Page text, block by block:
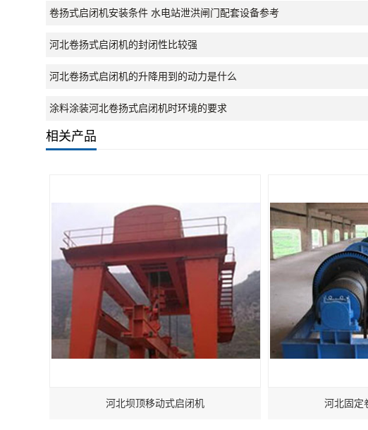
卷扬式启闭机安装条件 水电站泄洪闸门配套设备参考
河北卷扬式启闭机的封闭性比较强
河北卷扬式启闭机的升降用到的动力是什么
涂料涂装河北卷扬式启闭机时环境的要求
相关产品
河北坝顶移动式启闭机 河北固定